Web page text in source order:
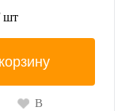
шт
В